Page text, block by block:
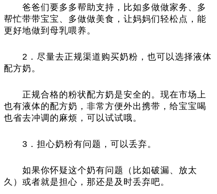
爸爸们要多多帮助支持，比如多做做家务、多
帮忙带带宝宝、多做做美食，让妈妈们轻松点，能
更好地做到母乳喂养。
2．尽量去正规渠道购买奶粉，也可以选择液体
配方奶。
正规合格的粉状配方奶是安全的。现在市场上
也有液体的配方奶，非常方便外出携带，给宝宝喝
也省去冲调的麻烦，可以试试哦。
3．担心奶粉有问题，可以丢弃。
如果你怀疑这个奶有问题（比如破漏、放太
久）或者就是担心，那还是及时丢弃吧。